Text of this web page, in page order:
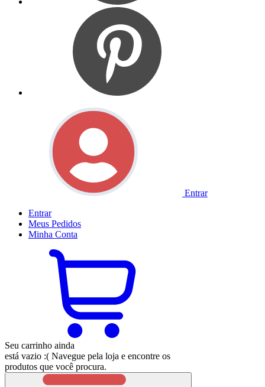
Entrar
Entrar
Meus Pedidos
Minha Conta
Seu carrinho ainda
está vazio :( Navegue pela loja e encontre os
produtos que você procura.